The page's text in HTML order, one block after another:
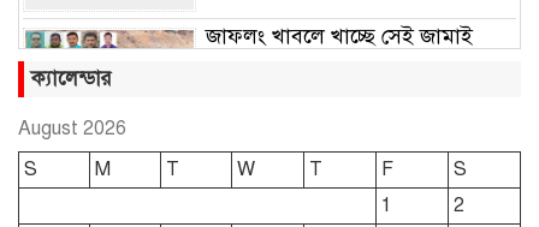
জাফলং খাবলে খাচ্ছে সেই জামাই
ছাতকে রুহুল আমীন ফাউন্ডেশনের
শীতবস্ত্র বিতরণ
ক্যালেন্ডার
August 2026
S
M T W T F
S
1
2